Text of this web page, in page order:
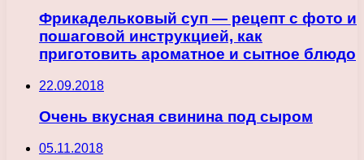
Фрикадельковый суп — рецепт с фото и
пошаговой инструкцией, как
приготовить ароматное и сытное блюдо
22.09.2018
Очень вкусная свинина под сыром
05.11.2018